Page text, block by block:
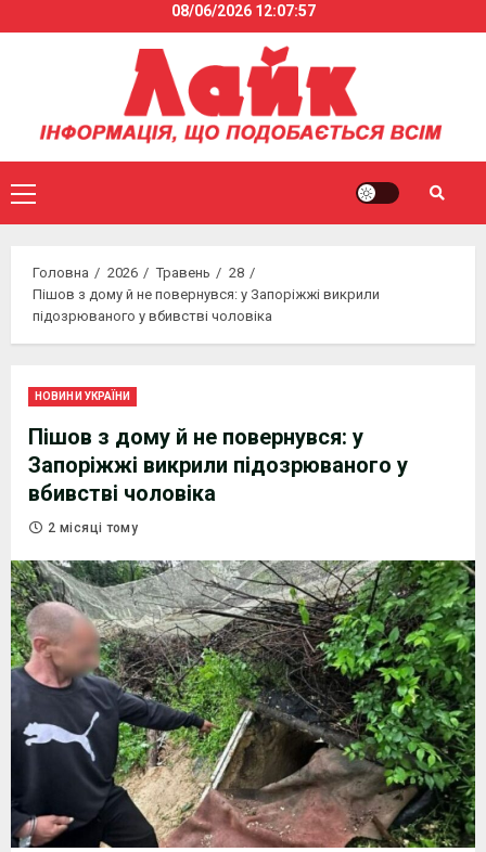
to
08/06/2026 12:07:57
Primary
Menu
Головна 2026 Травень
28
Пішов з дому й не повернувся: у Запоріжжі викрили
підозрюваного у вбивстві чоловіка
НОВИНИ УКРАЇНИ
Пішов з дому й не повернувся: у
Запоріжжі викрили підозрюваного у
вбивстві чоловіка
2 місяці тому